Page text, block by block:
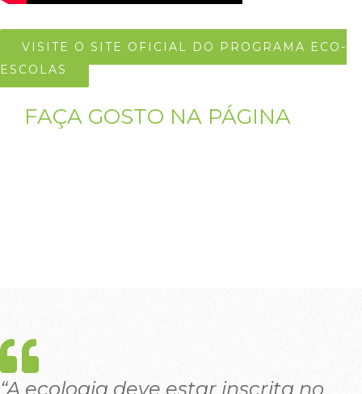
VISITE O SITE OFICIAL DO PROGRAMA ECO-
ESCOLAS
FAÇA GOSTO NA PÁGINA
“A ecologia deve estar inscrita no